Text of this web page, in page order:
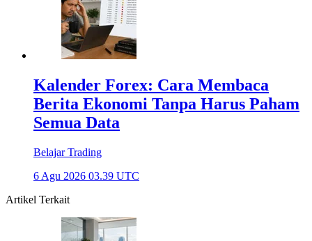
Kalender Forex: Cara Membaca
Berita Ekonomi Tanpa Harus Paham
Semua Data
Belajar Trading
6 Agu 2026 03.39 UTC
Artikel Terkait